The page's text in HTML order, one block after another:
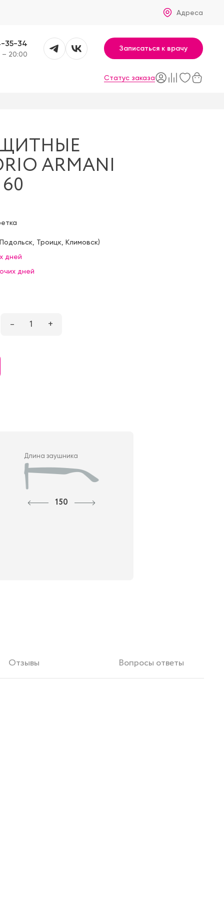
Адреса
35-34
20:00
Записаться к врачу
Статус заказа
ARMANI
Подольск, Троицк, Климовск)
дней
дней
– 1 +
Длина заушника
150
Отзывы Вопросы ответы